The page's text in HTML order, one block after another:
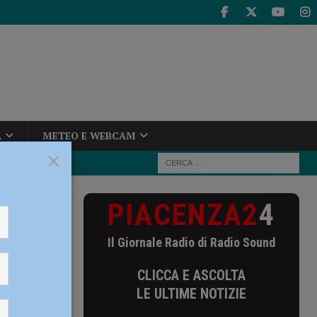
METEO E WEBCAM
PIACENZA24
Il Giornale Radio di Radio Sound
CLICCA E ASCOLTA
LE ULTIME NOTIZIE
×